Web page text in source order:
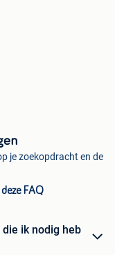
je zoekopdracht en de
FAQ
ik nodig heb